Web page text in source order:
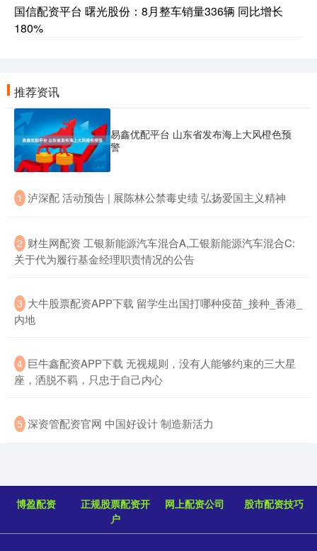
国信配资平台 曙光股份：8月整车销量336辆 同比增长
180%
推荐资讯
易鑫优配平台 山东省发布海上大风橙色预
警
1 ​泸深配 活动预告 | 展陈林公禁毒史绩 弘扬爱国主义精神
2 ​财生网配资 工银新能源汽车混合A,工银新能源汽车混合C:
关于代为履行基金经理职责情况的公告
3 ​大牛股票配资APP下载 留学生出国打哪种疫苗_接种_香港_
内地
4 ​巨牛鑫配资APP下载 无视规则，没有人能够约束的三大星
座，洒脱不羁，只忠于自己内心
5 ​深资管配资官网 中国好设计 制造新活力
博盈配资
正规股票配资开
户
网上配资公司 股市配资技巧